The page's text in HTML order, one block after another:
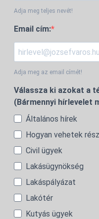
Adja meg teljes nevét!
Email cím:
Adja meg az email címét!
Válassza ki azokat a
(Bármennyi hírlevelet
Általános hírek
Hogyan vehetek
Civil ügyek
Lakásügynökség
Lakáspályázat
Lakótér
Kutyás ügyek